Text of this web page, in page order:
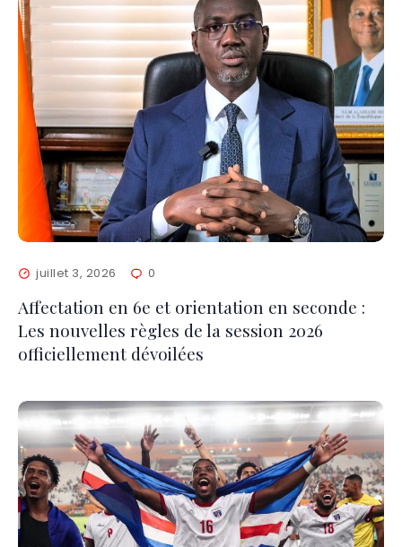
juillet 3, 2026 0
Affectation en 6e et orientation en seconde :
Les nouvelles règles de la session 2026
officiellement dévoilées